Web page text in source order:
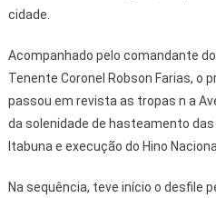
cidade.
Acompanhado pelo comandante
Tenente Coronel Robson Farias, o
passou em revista as tropas n a
da solenidade de hasteamento das
Itabuna e execução do Hino
Na sequência, teve início o desfile